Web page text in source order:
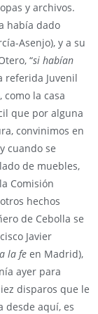
y archivos.
había dado
Asenjo), y a su
“si habían
referida Juvenil
la casa
que por alguna
convinimos en
cuando se
de muebles,
Comisión
hechos
de Cebolla se
Javier
la fe en Madrid),
ayer para
disparos que le
desde aquí, es